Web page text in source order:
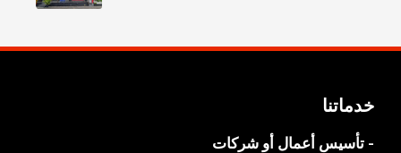
خدماتنا
- تأسيس أعمال أو شركات